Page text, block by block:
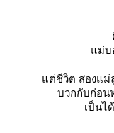
ม่บอ
ต่ชีวิต สองแม่
บวกกับก่อน
เป็นไ